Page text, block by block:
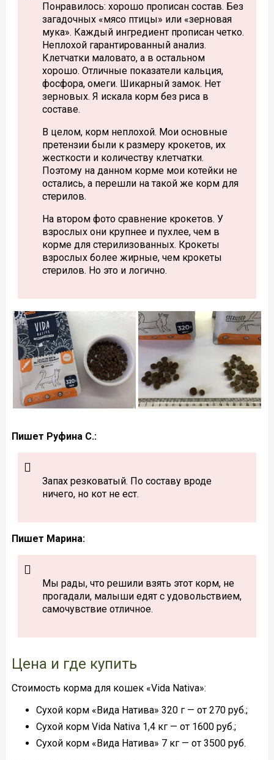
Понравилось: хорошо прописан состав. Без
загадочных «мясо птицы» или «зерновая
мука». Каждый ингредиент прописан четко.
Неплохой гарантированный анализ.
Клетчатки маловато, а в остальном
хорошо. Отличные показатели кальция,
фосфора, омеги. Шикарный замок. Нет
зерновых. Я искала корм без риса в
составе.
В целом, корм неплохой. Мои основные
претензии были к размеру крокетов, их
жесткости и количеству клетчатки.
Поэтому на данном корме мои котейки не
остались, а перешли на такой же корм для
стерилов.
На втором фото сравнение крокетов. У
взрослых они крупнее и пухлее, чем в
корме для стерилизованных. Крокеты
взрослых более жирные, чем крокеты
стерилов. Но это и логично.
Пишет Руфина С.:
Запах резковатый. По составу вроде
ничего, но кот не ест.
Пишет Марина:
Мы рады, что решили взять этот корм, не
прогадали, малыши едят с удовольствием,
самочувствие отличное.
Цена и где купить
Стоимость корма для кошек «Vida Nativa»:
Сухой корм «Вида Натива» 320 г — от 270 руб.;
Сухой корм Vida Nativa 1,4 кг — от 1600 руб.;
Сухой корм «Вида Натива» 7 кг — от 3500 руб.